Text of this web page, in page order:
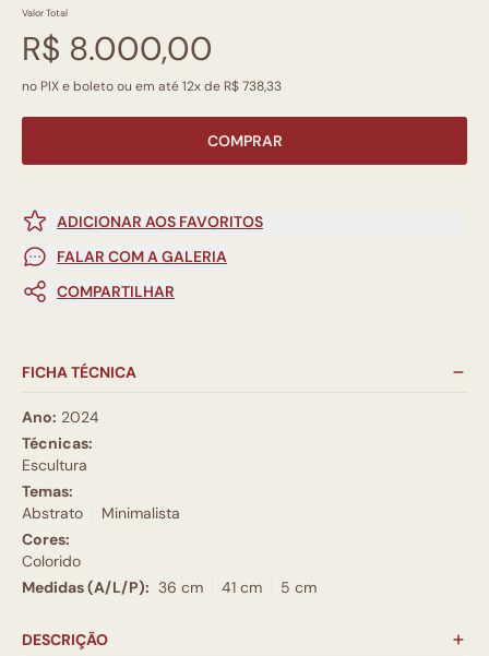
Valor Total
R$ 8.000,00
no PIX e boleto ou em até 12x de R$ 738,33
COMPRAR
ADICIONAR AOS FAVORITOS
FALAR COM A GALERIA
COMPARTILHAR
FICHA TÉCNICA
Ano: 2024
Técnicas:
Escultura
Temas:
Abstrato
Minimalista
Cores:
Colorido
Medidas (A/L/P): 36 cm 41 cm 5 cm
DESCRIÇÃO